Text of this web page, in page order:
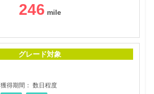
246
グレード対象
獲得期間： 数日程度